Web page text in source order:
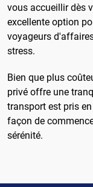
vous accueillir dès
excellente option
voyageurs
stress.
Bien que plus
privé offre une
transport est pris
façon de
sérénité.